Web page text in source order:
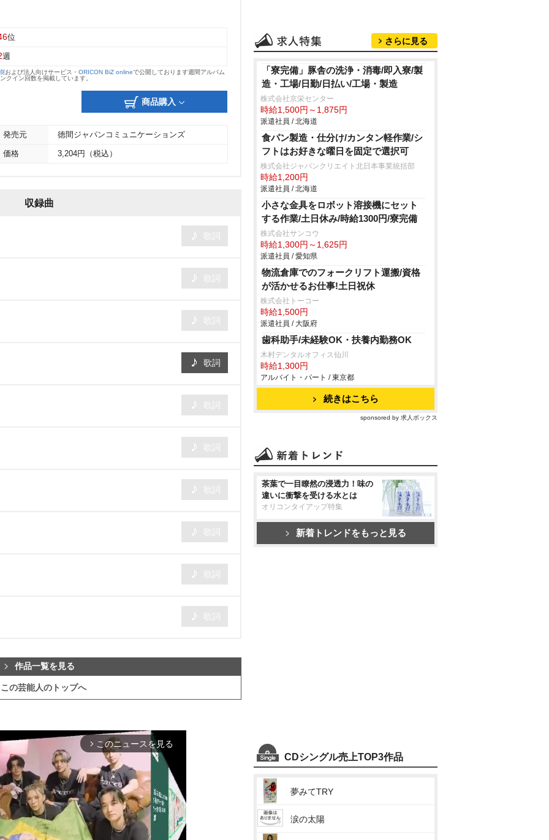
位
週
および法人向けサービス・ ORICON BiZ onlineで公開しております週間アルバム
クイン回数を掲載しています。
商品購入
発売元 徳間ジャパンコミュニケーションズ
価格 3,204円（税込）
収録曲
歌詞
作品一覧を見る
この芸能人のトップへ
arrow_forward_ios このニュースを見る
さらに見る
「寮完備」豚舎の洗浄・消毒/即入寮/製
造・工場/日勤/日払い/工場・製造
株式会社京栄センター
時給1,500円～1,875円
派遣社員 / 北海道
食パン製造・仕分け/カンタン軽作業/シ
フトはお好きな曜日を固定で選択可
株式会社ジャパンクリエイト北日本事業統括部
時給1,200円
派遣社員 / 北海道
小さな金具をロボット溶接機にセット
する作業/土日休み/時給1300円/寮完備
株式会社サンコウ
時給1,300円～1,625円
派遣社員 / 愛知県
物流倉庫でのフォークリフト運搬/資格
が活かせるお仕事!土日祝休
株式会社トーコー
時給1,500円
派遣社員 / 大阪府
歯科助手/未経験OK・扶養内勤務OK
木村デンタルオフィス仙川
時給1,300円
アルバイト・パート / 東京都
続きはこちら
sponsored by 求人ボックス
茶葉で一目瞭然の浸透力！味の
違いに衝撃を受ける水とは
オリコンタイアップ特集
新着トレンドをもっと見る
CDシングル売上TOP3作品
夢みてTRY
涙の太陽